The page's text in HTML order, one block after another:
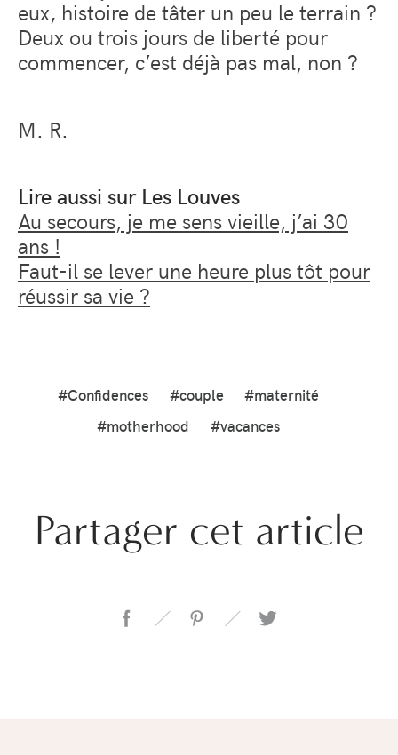
eux, histoire de tâter un peu le terrain ?
Deux ou trois jours de liberté pour
commencer, c’est déjà pas mal, non ?
M. R.
Lire aussi sur Les Louves
Au secours, je me sens vieille, j’ai 30
ans !
Faut-il se lever une heure plus tôt pour
réussir sa vie ?
#Confidences #couple
#maternité
#motherhood
#vacances
Partager cet article